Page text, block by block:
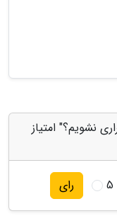
نشویم؟" امتیاز
5 رای